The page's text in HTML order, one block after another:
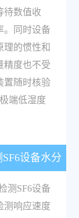
待数值收
。同时设备
理的惯性和
精度也不受
置随时核验
端低湿度
设备水分
测SF6设备
测响应速度